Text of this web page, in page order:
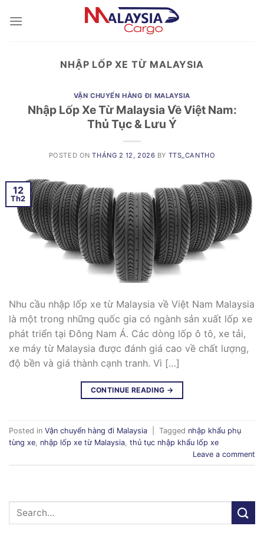
NHẬP LỐP XE TỪ MALAYSIA
VẬN CHUYỂN HÀNG ĐI MALAYSIA
Nhập Lốp Xe Từ Malaysia Về Việt Nam:
Thủ Tục & Lưu Ý
POSTED ONTHÁNG 2 12, 2026 BY TTS_CANTHO
12
Th2
Nhu cầu nhập lốp xe từ Malaysia về Việt Nam Malaysia
là một trong những quốc gia có ngành sản xuất lốp xe
phát triển tại Đông Nam Á. Các dòng lốp ô tô, xe tải,
xe máy từ Malaysia được đánh giá cao về chất lượng,
độ bền và giá thành cạnh tranh. Vì […]
CONTINUE READING →
Posted in Vận chuyển hàng đi Malaysia Tagged nhập khẩu phụ
tùng xe nhập lốp xe từ Malaysia thủ tục nhập khẩu lốp xe
Leave a comment